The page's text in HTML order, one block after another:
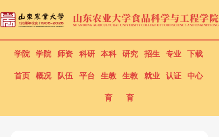
学院
首页
学院
概况
师资
队伍
科研
平台
本科
生教
育
研究
生教
育
招生
就业
专业
认证
下载
中心